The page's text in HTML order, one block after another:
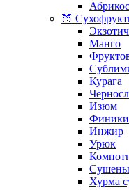
🍑
Манго
Курага
Изюм
Финики
Инжир
Урюк
Хурма